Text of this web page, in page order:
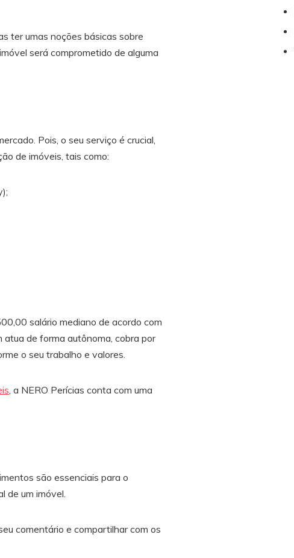
ter umas noções básicas sobre
será comprometido de alguma
Pois, o seu serviço é crucial,
de imóveis, tais como:
salário mediano de acordo com
de forma autônoma, cobra por
o seu trabalho e valores.
, a NERO Perícias conta com uma
são essenciais para o
de um imóvel.
comentário e compartilhar com os